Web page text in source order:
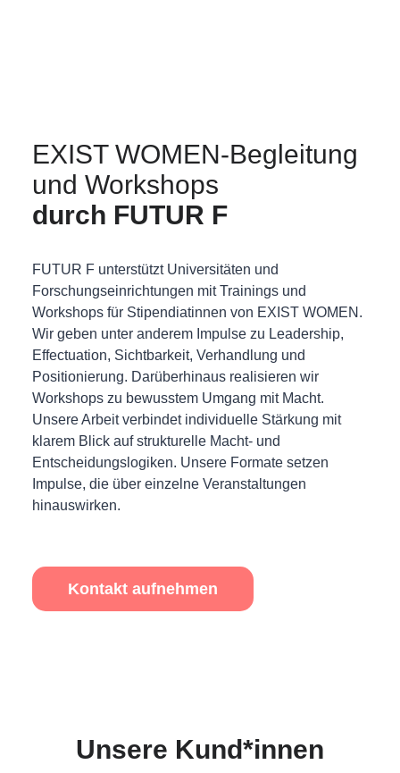
EXIST WOMEN-Begleitung
und Workshops
durch FUTUR F
FUTUR F unterstützt Universitäten und
Forschungseinrichtungen mit Trainings und
Workshops für Stipendiatinnen von EXIST WOMEN.
Wir geben unter anderem Impulse zu Leadership,
Effectuation, Sichtbarkeit, Verhandlung und
Positionierung. Darüberhinaus realisieren wir
Workshops zu bewusstem Umgang mit Macht.
Unsere Arbeit verbindet individuelle Stärkung mit
klarem Blick auf strukturelle Macht- und
Entscheidungslogiken. Unsere Formate setzen
Impulse, die über einzelne Veranstaltungen
hinauswirken.
Kontakt aufnehmen
Unsere Kund*innen